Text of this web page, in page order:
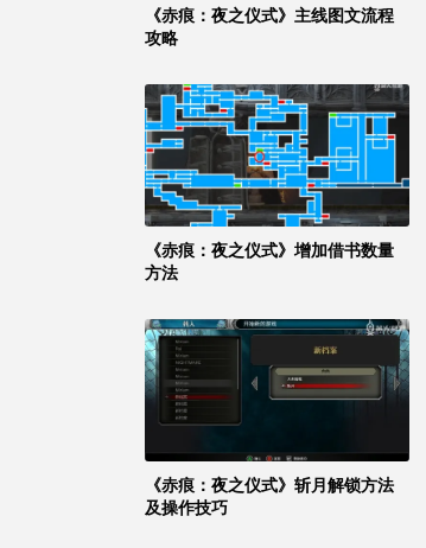
《赤痕：夜之仪式》主线图文流程
攻略
《赤痕：夜之仪式》增加借书数量
方法
《赤痕：夜之仪式》斩月解锁方法
及操作技巧